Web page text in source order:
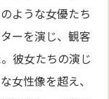
ような女優たち
ーを演じ、観客
彼女たちの演じ
女性像を超え、